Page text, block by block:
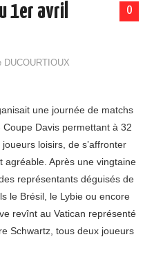
0
1er avril
DUCOURTIOUX
une journée de matchs
Coupe Davis permettant à 32
loisirs, de s’affronter
agréable. Après une vingtaine
représentants déguisés de
le Brésil, le Lybie ou encore
revînt au Vatican représenté
Schwartz, tous deux joueurs